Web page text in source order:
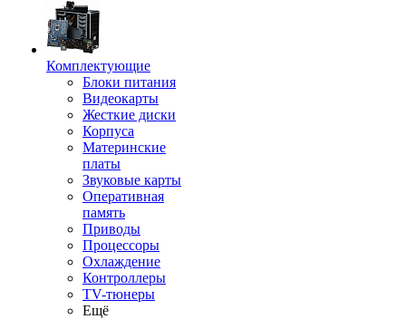
Комплектующие
Блоки питания
Видеокарты
Жесткие диски
Корпуса
Материнские
платы
Звуковые карты
Оперативная
память
Приводы
Процессоры
Охлаждение
Контроллеры
TV-тюнеры
Ещё